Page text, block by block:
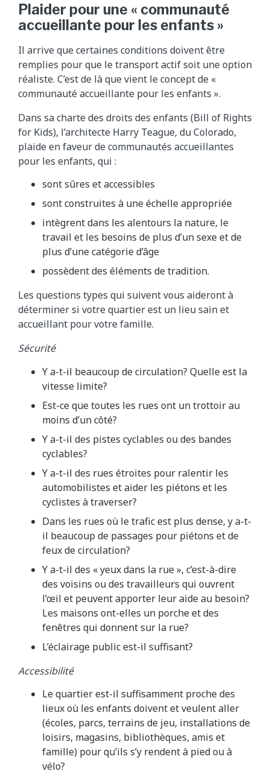
Plaider pour une « communauté
accueillante pour les enfants »
Il arrive que certaines conditions doivent être
remplies pour que le transport actif soit une option
réaliste. C’est de là que vient le concept de «
communauté accueillante pour les enfants ».
Dans sa charte des droits des enfants (Bill of Rights
for Kids), l’architecte Harry Teague, du Colorado,
plaide en faveur de communautés accueillantes
pour les enfants, qui :
sont sûres et accessibles
sont construites à une échelle appropriée
intègrent dans les alentours la nature, le
travail et les besoins de plus d’un sexe et de
plus d’une catégorie d’âge
possèdent des éléments de tradition.
Les questions types qui suivent vous aideront à
déterminer si votre quartier est un lieu sain et
accueillant pour votre famille.
Sécurité
Y a-t-il beaucoup de circulation? Quelle est la
vitesse limite?
Est-ce que toutes les rues ont un trottoir au
moins d’un côté?
Y a-t-il des pistes cyclables ou des bandes
cyclables?
Y a-t-il des rues étroites pour ralentir les
automobilistes et aider les piétons et les
cyclistes à traverser?
Dans les rues où le trafic est plus dense, y a-t-
il beaucoup de passages pour piétons et de
feux de circulation?
Y a-t-il des « yeux dans la rue », c’est-à-dire
des voisins ou des travailleurs qui ouvrent
l’œil et peuvent apporter leur aide au besoin?
Les maisons ont-elles un porche et des
fenêtres qui donnent sur la rue?
L’éclairage public est-il suffisant?
Accessibilité
Le quartier est-il suffisamment proche des
lieux où les enfants doivent et veulent aller
(écoles, parcs, terrains de jeu, installations de
loisirs, magasins, bibliothèques, amis et
famille) pour qu’ils s’y rendent à pied ou à
vélo?